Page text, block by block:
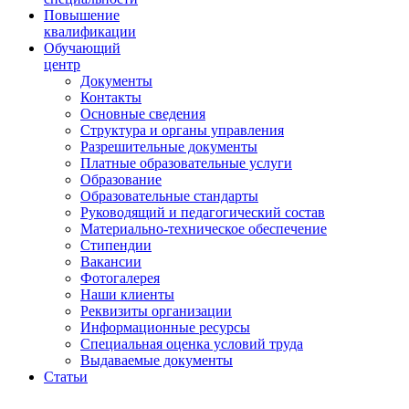
Повышение
квалификации
Обучающий
центр
Документы
Контакты
Основные сведения
Структура и органы управления
Разрешительные документы
Платные образовательные услуги
Образование
Образовательные стандарты
Руководящий и педагогический состав
Материально-техническое обеспечение
Стипендии
Вакансии
Фотогалерея
Наши клиенты
Реквизиты организации
Информационные ресурсы
Специальная оценка условий труда
Выдаваемые документы
Статьи